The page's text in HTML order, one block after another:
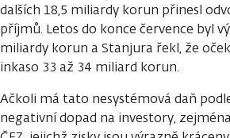
dalších 18,5 miliardy korun přinesl
příjmů. Letos do konce července byl
miliardy korun a Stanjura řekl, že
inkaso 33 až 34 miliard korun.
Ačkoli má tato nesystémová daň
negativní dopad na investory,